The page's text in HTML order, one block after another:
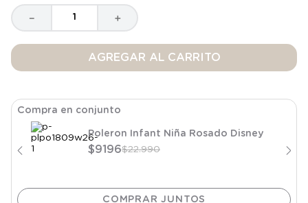
＋
－
AGREGAR AL CARRITO
Compra en conjunto
Poleron Infant Niña Rosado Disney
$9196$22.990